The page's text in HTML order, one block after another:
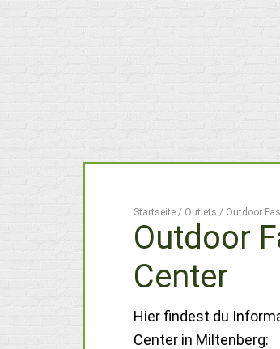
Startseite / Outlets / Outdoor
Outdoor
Center
Hier findest du
Center in Miltenberg: